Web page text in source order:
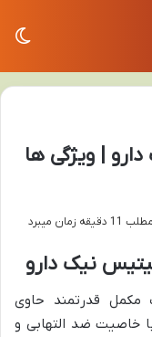
| ویژگی ها
میبرد
نیک دارو
قدرتمند حاوی
خاصیت ضد التهابی و